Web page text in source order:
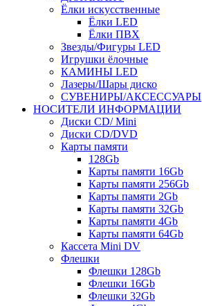
Ёлки искусственные
Ёлки LED
Ёлки ПВХ
Звезды/Фигуры LED
Игрушки ёлочные
КАМИНЫ LED
Лазеры/Шары диско
СУВЕНИРЫ/АКСЕССУАРЫ
НОСИТЕЛИ ИНФОРМАЦИИ
Диски CD/ Mini
Диски CD/DVD
Карты памяти
128Gb
Карты памяти 16Gb
Карты памяти 256Gb
Карты памяти 2Gb
Карты памяти 32Gb
Карты памяти 4Gb
Карты памяти 64Gb
Кассета Mini DV
Флешки
Флешки 128Gb
Флешки 16Gb
Флешки 32Gb